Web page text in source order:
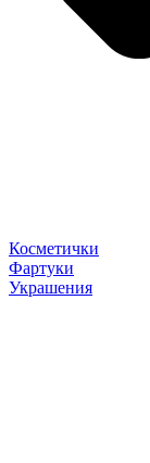
Косметички
Фартуки
Украшения